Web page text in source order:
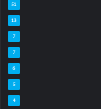
51
13
7
7
6
5
4